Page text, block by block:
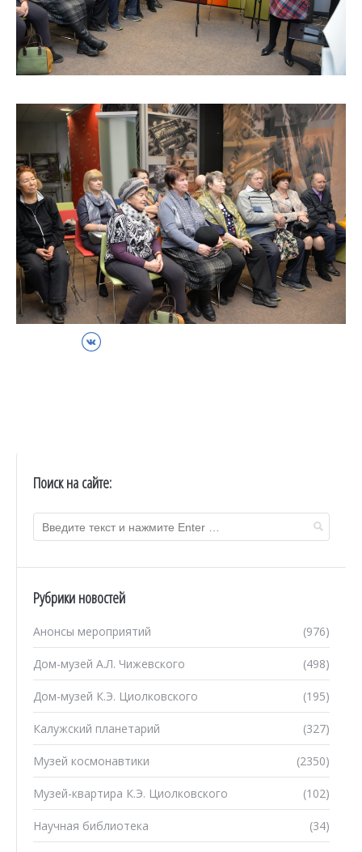
ВКонтакте
Поиск на сайте:
Рубрики новостей
(976)
Анонсы мероприятий
(498)
Дом-музей А.Л. Чижевского
(195)
Дом-музей К.Э. Циолковского
(327)
Калужский планетарий
(2350)
Музей космонавтики
(102)
Музей-квартира К.Э. Циолковского
(34)
Научная библиотека